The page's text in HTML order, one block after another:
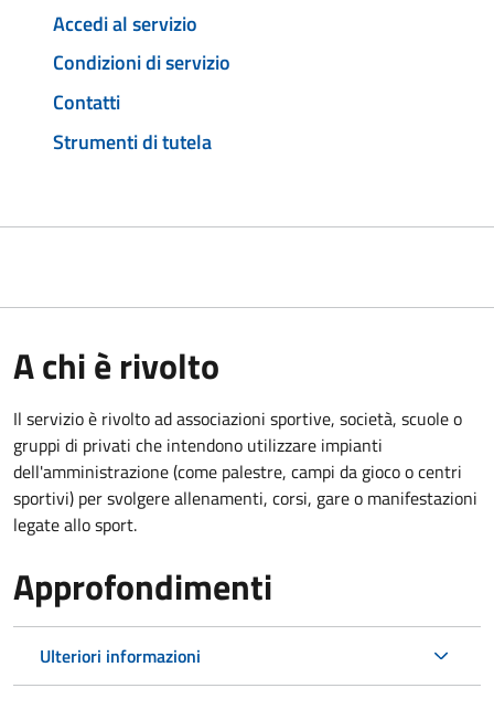
Accedi al servizio
Condizioni di servizio
Contatti
Strumenti di tutela
A chi è rivolto
Il servizio è rivolto ad associazioni sportive, società, scuole o
gruppi di privati che intendono utilizzare impianti
dell'amministrazione (come palestre, campi da gioco o centri
sportivi) per svolgere allenamenti, corsi, gare o manifestazioni
legate allo sport.
Approfondimenti
Ulteriori informazioni